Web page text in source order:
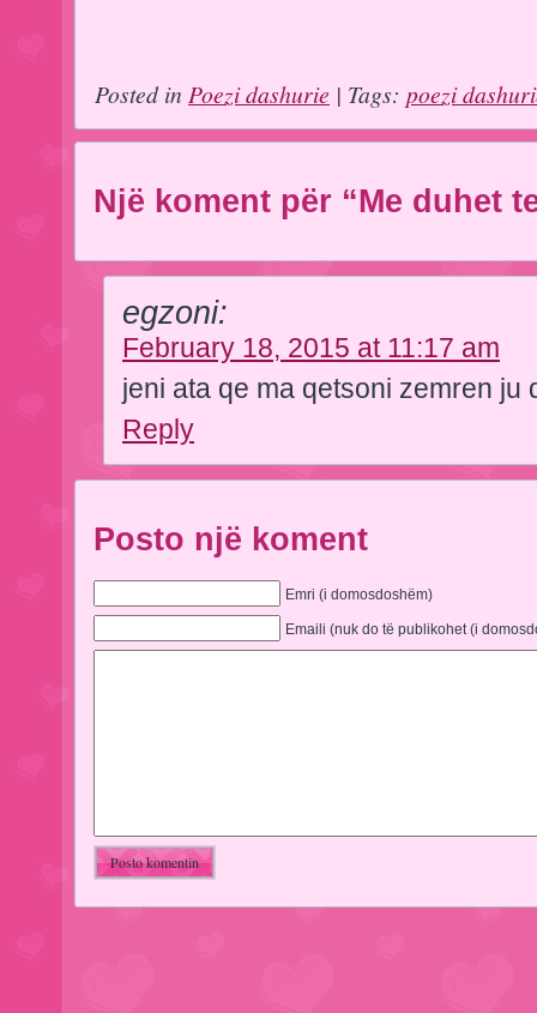
Posted in Poezi dashurie | Tags: poezi
Një koment për “Me duhet
egzoni:
February 18, 2015 at 11:17 am
jeni ata qe ma qetsoni zemren ju
Reply
Posto një koment
Emri (i domosdoshëm)
Emaili (nuk do të publikohet (i